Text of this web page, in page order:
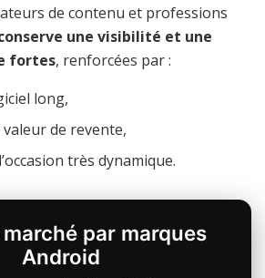
de contenu et professions
une visibilité et une
fortes, renforcées par :
long,
de revente,
très dynamique.
par marques
Android